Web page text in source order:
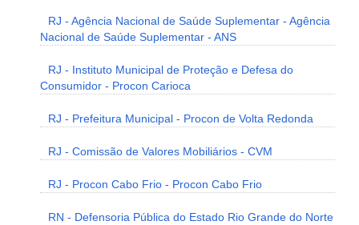
RJ - Agência Nacional de Saúde Suplementar - Agência
Nacional de Saúde Suplementar - ANS
RJ - Instituto Municipal de Proteção e Defesa do
Consumidor - Procon Carioca
RJ - Prefeitura Municipal - Procon de Volta Redonda
RJ - Comissão de Valores Mobiliários - CVM
RJ - Procon Cabo Frio - Procon Cabo Frio
RN - Defensoria Pública do Estado Rio Grande do Norte